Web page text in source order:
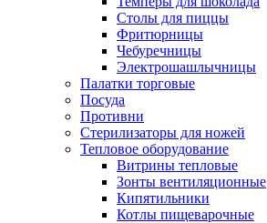
Столы для пиццы
Фритюрницы
Чебуречницы
Электрошашлычницы
Палатки торговые
Посуда
Противни
Стерилизаторы для ножей
Тепловое оборудование
Витрины тепловые
Зонты вентиляционные
Кипятильники
Котлы пищеварочные